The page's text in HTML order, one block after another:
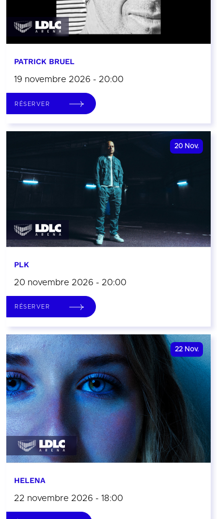
PATRICK BRUEL
19 novembre 2026 - 20:00
RÉSERVER
20 Nov.
PLK
20 novembre 2026 - 20:00
RÉSERVER
22 Nov.
HELENA
22 novembre 2026 - 18:00